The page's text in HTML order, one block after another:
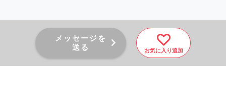
メッセージを
送る
お気に入り追加